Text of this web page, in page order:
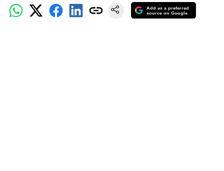
Add as a preferred
source on Google